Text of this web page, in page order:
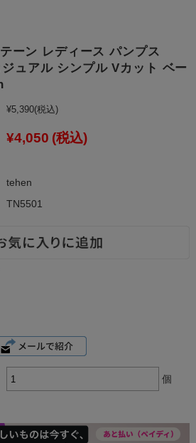
ーン レディース パンプス
ュアル シンプル Vカット ベー
¥5,390(税込)
¥4,050 (税込)
tehen
TN5501
個